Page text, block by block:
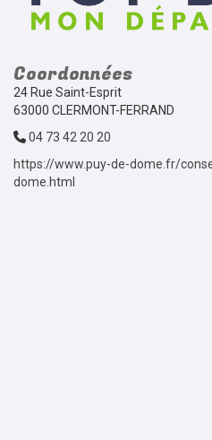
Coordonnées
24 Rue Saint-Esprit
63000 CLERMONT-FERRAND
04 73 42 20 20
https://www.puy-de-dome.fr/
dome.html